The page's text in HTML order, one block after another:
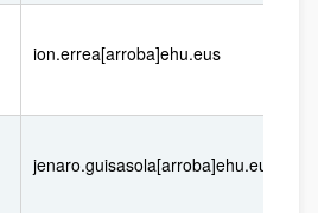
ion.errea[arroba]ehu.eus
jenaro.guisasola[arroba]ehu.eus